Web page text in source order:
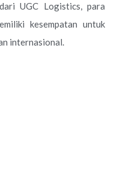
UGC Logistics, para
kesempatan untuk
internasional.